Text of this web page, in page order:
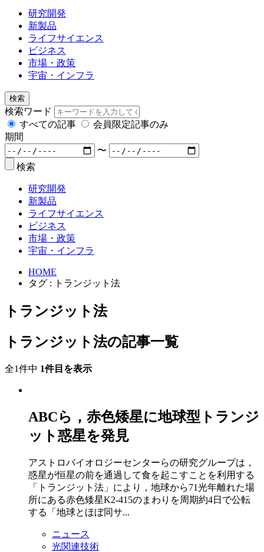
研究開発
新製品
ライフサイエンス
ビジネス
市場・政策
宇宙・インフラ
検索
検索ワード
すべての記事
会員限定記事のみ
期間
〜
検索
研究開発
新製品
ライフサイエンス
ビジネス
市場・政策
宇宙・インフラ
HOME
タグ : トランジット法
トランジット法
トランジット法の記事一覧
全1件中 1件目を表示
ABCら，赤色矮星に地球型トランジ
ット惑星を発見
アストロバイオロジーセンターらの研究グループは，
惑星が恒星の前を通過して食を起こすことを利用する
「トランジット法」により，地球から71光年離れた場
所にある赤色矮星K2-415のまわりを周期約4日で公転
する「地球とほぼ同サ...
ニュース
光関連技術